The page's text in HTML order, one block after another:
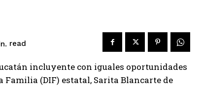
read
incluyente con iguales oportunidades
(DIF) estatal, Sarita Blancarte de